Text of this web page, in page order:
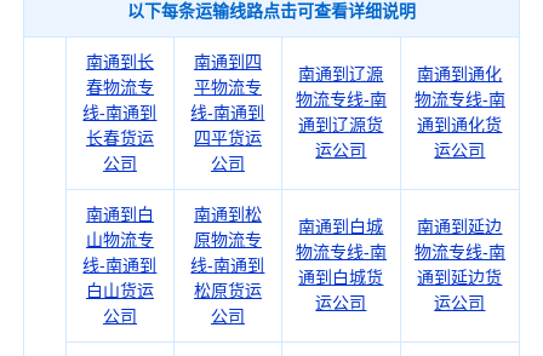
以下每条运输线路点击可查看详细说明
南通到长
春物流专
线-南通到
长春货运
公司
南通到四
平物流专
线-南通到
四平货运
公司
南通到辽源
物流专线-南
通到辽源货
运公司
南通到通化
物流专线-南
通到通化货
运公司
南通到白
山物流专
线-南通到
白山货运
公司
南通到松
原物流专
线-南通到
松原货运
公司
南通到白城
物流专线-南
通到白城货
运公司
南通到延边
物流专线-南
通到延边货
运公司